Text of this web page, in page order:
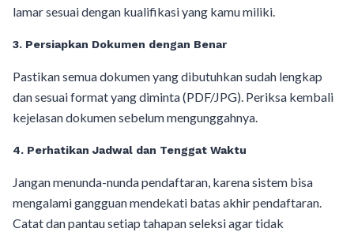
lamar sesuai dengan kualifikasi yang kamu miliki.
3. Persiapkan Dokumen dengan Benar
Pastikan semua dokumen yang dibutuhkan sudah lengkap
dan sesuai format yang diminta (PDF/JPG). Periksa kembali
kejelasan dokumen sebelum mengunggahnya.
4. Perhatikan Jadwal dan Tenggat Waktu
Jangan menunda-nunda pendaftaran, karena sistem bisa
mengalami gangguan mendekati batas akhir pendaftaran.
Catat dan pantau setiap tahapan seleksi agar tidak